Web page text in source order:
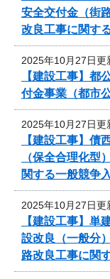
安全交付金（街
改良工事に関す
2025年10月27日更
【建設工事】
付金事業（都市
2025年10月27日更
【建設工事】
（保全合理化
関する一般競争
2025年10月27日更
【建設工事】
設改良（一般分
路改良工事に関